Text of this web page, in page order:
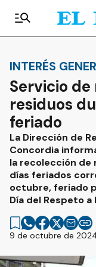
INTERÉS
Servicio
residuos
feriado
La Dirección de
Concordia
la recolección de
días feriados
octubre, feriado
Día del Respeto
9 de octubre de